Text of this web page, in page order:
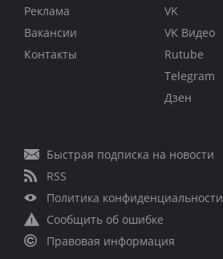
Реклама
Вакансии
Контакты
VK
VK Видео
Rutube
Telegram
Дзен
Быстрая подписка на новости
RSS
Политика конфиденциальности
Сообщить об ошибке
Правовая информация